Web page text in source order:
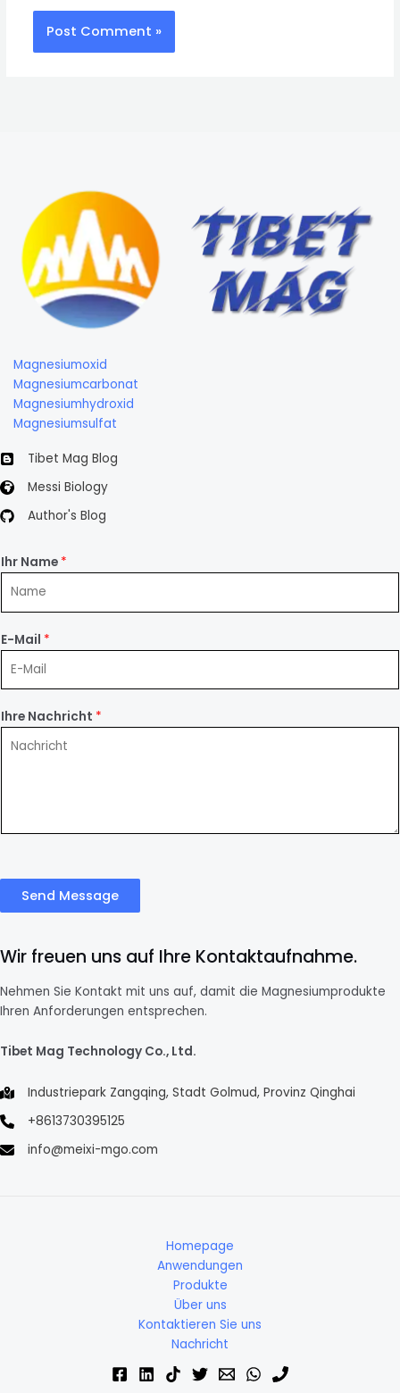
Magnesiumoxid
Magnesiumcarbonat
Magnesiumhydroxid
Magnesiumsulfat
Tibet Mag Blog
Messi Biology
Author's Blog
Ihr Name *
E-Mail *
Ihre Nachricht *
Send Message
Wir freuen uns auf Ihre Kontaktaufnahme.
Nehmen Sie Kontakt mit uns auf, damit die Magnesiumprodukte
Ihren Anforderungen entsprechen.
Tibet Mag Technology Co., Ltd.
Industriepark Zangqing, Stadt Golmud, Provinz Qinghai
+8613730395125
info@meixi-mgo.com
Homepage
Anwendungen
Produkte
Über uns
Kontaktieren Sie uns
Nachricht